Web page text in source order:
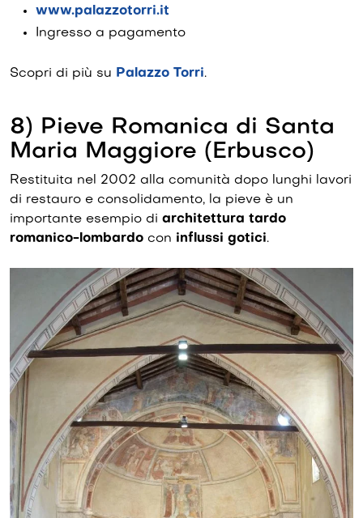
www.palazzotorri.it
Ingresso a pagamento
Scopri di più su Palazzo Torri.
8) Pieve Romanica di Santa
Maria Maggiore (Erbusco)
Restituita nel 2002 alla comunità dopo lunghi lavori
di restauro e consolidamento, la pieve è un
importante esempio di architettura tardo
romanico-lombardo con influssi gotici.